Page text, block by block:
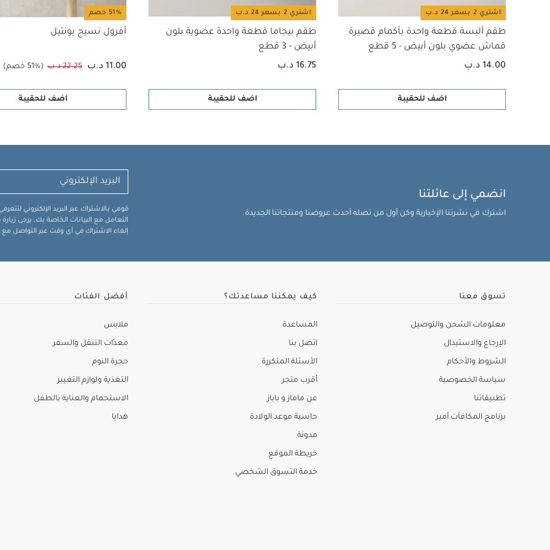
اشتري 2 بسعر 24 د.ب
طقم ألبسة قطعة واحدة بأكمام قصيرة
قماش عضوي بلون أبيض - 5 قطع
14.00 د.ب
اضف للحقيبة
اشتري 2 بسعر 24 د.ب
طقم بيجاما قطعة واحدة عضوية بلون
أبيض - 3 قطع
16.75 د.ب
اضف للحقيبة
51% خصم
أفرول نسيج بونتيل
11.00 د.ب 22.25 د.ب (51% خصم)
اضف للحقيبة
انضمي إلى عائلتنا
اشترك في نشرتنا الإخبارية وكن أول من تصله أحدث عروضنا ومنتجاتنا الجديدة.
قومي بالاشتراك عبر البريد الإلكتروني
التعامل مع البيانات الخاصة بك، يرجى
إلغاء الاشتراك في أي وقت عبر التواصل مع
تسوق معنا
معلومات الشحن والتوصيل
الإرجاع والاستبدال
الشروط والأحكام
سياسة الخصوصية
تطبيقاتنا
برنامج المكافآت أمبر
كيف يمكننا مساعدتك؟
المساعدة
اتصل بنا
الأسئلة المتكررة
أقرب متجر
عن ماماز و باباز
حاسبة موعد الولادة
مدونة
خريطة الموقع
خدمة التسوق الشخصي
أفضل الفئات
ملابس
معدّات التنقل والسفر
حجرة النوم
التغذية ولوازم التغيير
الاستحمام والعناية بالطفل
هدايا